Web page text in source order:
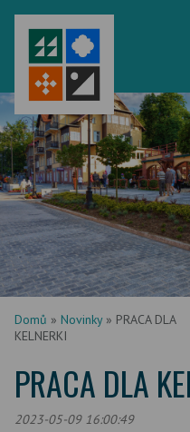
Domů » Novinky» PRACA DLA
KELNERKI
PRACA DLA
2023-05-09 16:00:49